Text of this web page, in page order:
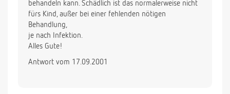
behandeln kann. Schädlich ist das normalerweise nicht
fürs Kind, außer bei einer fehlenden nötigen
Behandlung,
je nach Infektion.
Alles Gute!
Antwort vom 17.09.2001